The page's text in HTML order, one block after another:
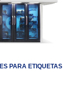
PARA ETIQUETAS